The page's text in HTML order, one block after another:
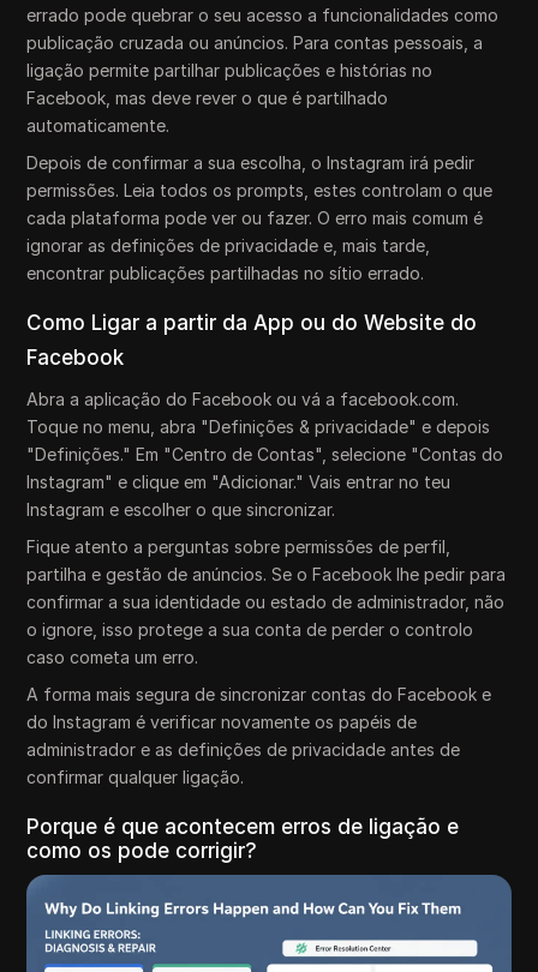
errado pode quebrar o seu acesso a funcionalidades como
publicação cruzada ou anúncios. Para contas pessoais, a
ligação permite partilhar publicações e histórias no
Facebook, mas deve rever o que é partilhado
automaticamente.
Depois de confirmar a sua escolha, o Instagram irá pedir
permissões. Leia todos os prompts, estes controlam o que
cada plataforma pode ver ou fazer. O erro mais comum é
ignorar as definições de privacidade e, mais tarde,
encontrar publicações partilhadas no sítio errado.
Como Ligar a partir da App ou do Website do
Facebook
Abra a aplicação do Facebook ou vá a facebook.com.
Toque no menu, abra "Definições & privacidade" e depois
"Definições." Em "Centro de Contas", selecione "Contas do
Instagram" e clique em "Adicionar." Vais entrar no teu
Instagram e escolher o que sincronizar.
Fique atento a perguntas sobre permissões de perfil,
partilha e gestão de anúncios. Se o Facebook lhe pedir para
confirmar a sua identidade ou estado de administrador, não
o ignore, isso protege a sua conta de perder o controlo
caso cometa um erro.
A forma mais segura de sincronizar contas do Facebook e
do Instagram é verificar novamente os papéis de
administrador e as definições de privacidade antes de
confirmar qualquer ligação.
Porque é que acontecem erros de ligação e
como os pode corrigir?